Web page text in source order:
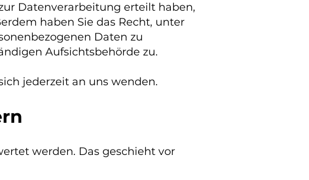
Datenverarbeitung erteilt haben,
haben Sie das Recht, unter
Daten zu
Aufsichtsbehörde zu.
jederzeit an uns wenden.
werden. Das geschieht vor